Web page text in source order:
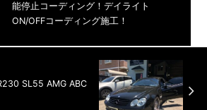
能停止コーディング！デイライト
ON/OFFコーディング施工！
SL55 AMG ABC